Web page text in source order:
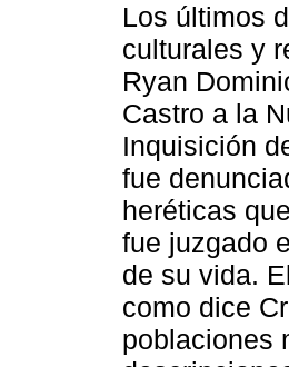
Los últimos
culturales y
Ryan
Castro a la
Inquisición
fue
heréticas
fue juzgado
de su vida.
como dice
poblaciones